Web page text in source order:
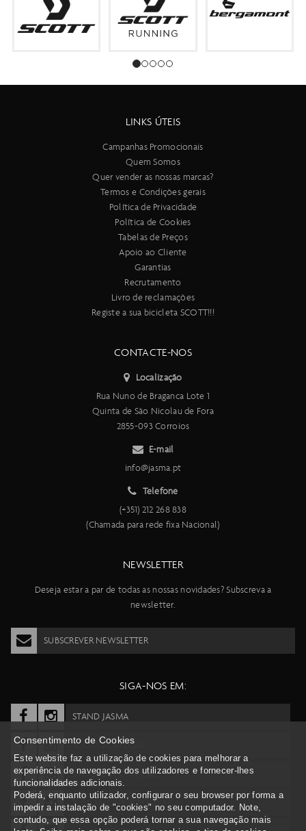
LINKS ÚTEIS
Campanhas Promocionais
Quem Somos
Quer vender as nossas marcas?
Termos e Condições gerais
Política de Privacidade
Política de Cookies
Tabelas de Preços
Apoio ao Cliente
Garantias
Recrutamento
Livro de reclamações
Registe a sua bicicleta SCOTT!!!
CONTACTE-NOS
Localização
Rua Nuno de Braganca Lote 1
Quinta de São Nicolau de Fora
2855-093 Corroios
E-mail
info@jasma.pt
Telefone
(+351) 212 268 838
(Chamada para rede fixa Nacional)
NEWSLETTER
Deseja estar a par de todas as nossas novidades? Subscreva a
newsletter.
SUBSCREVER NEWSLETTER
SIGA-NOS EM:
STAND JASMA
SCOTT PORTUGAL
SYNCROS PORTUGAL
BERGAMONT PORTUGAL
Consentimento de Cookies
Este website faz a utilização de cookies para melhorar a
experiência de navegação dos utilizadores e fornecer-lhes
funcionalidades adicionais.
Poderá, enquanto utilizador, configurar o seu browser por forma a
impedir a instalação de "cookies" no seu computador. Note,
contudo, que essa opção poderá tornar a sua navegação mais